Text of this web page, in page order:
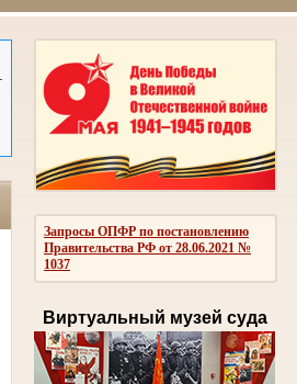
Запросы ОПФР по постановлению
Правительства РФ от 28.06.2021 №
1037
Виртуальный музей суда